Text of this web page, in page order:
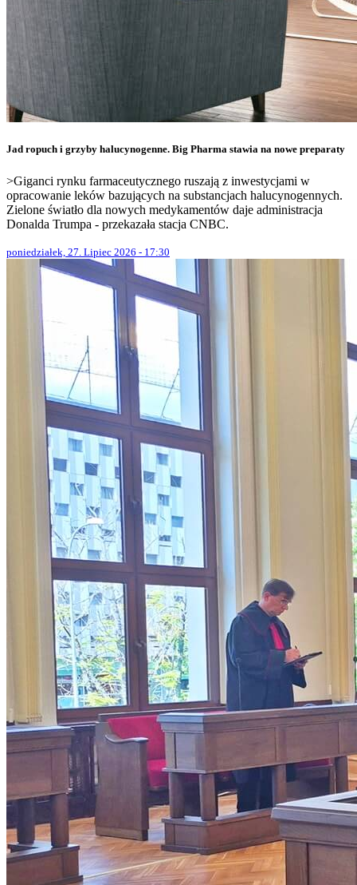
Jad ropuch i grzyby halucynogenne. Big Pharma stawia na nowe preparaty
>Giganci rynku farmaceutycznego ruszają z inwestycjami w
opracowanie leków bazujących na substancjach halucynogennych.
Zielone światło dla nowych medykamentów daje administracja
Donalda Trumpa - przekazała stacja CNBC.
poniedziałek, 27. Lipiec 2026 - 17:30